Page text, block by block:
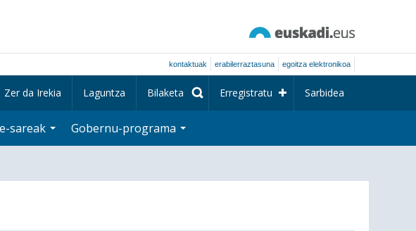
kontaktuak erabilerraztasuna egoitza elektronikoa
Zer da Irekia Laguntza Bilaketa Erregistratu Sarbidea
sareak Gobernu-programa